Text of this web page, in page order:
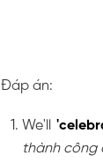
Đáp án:
We'll
thành công